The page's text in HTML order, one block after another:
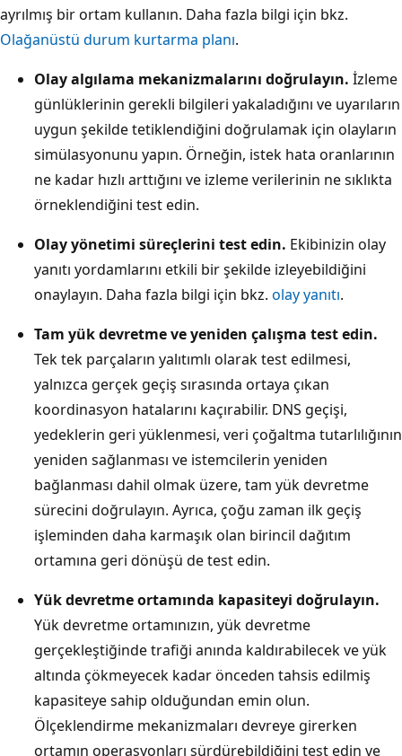
ayrılmış bir ortam kullanın. Daha fazla bilgi için bkz.
Olağanüstü durum kurtarma planı.
Olay algılama mekanizmalarını doğrulayın. İzleme
günlüklerinin gerekli bilgileri yakaladığını ve uyarıların
uygun şekilde tetiklendiğini doğrulamak için olayların
simülasyonunu yapın. Örneğin, istek hata oranlarının
ne kadar hızlı arttığını ve izleme verilerinin ne sıklıkta
örneklendiğini test edin.
Olay yönetimi süreçlerini test edin. Ekibinizin olay
yanıtı yordamlarını etkili bir şekilde izleyebildiğini
onaylayın. Daha fazla bilgi için bkz. olay yanıtı.
Tam yük devretme ve yeniden çalışma test edin.
Tek tek parçaların yalıtımlı olarak test edilmesi,
yalnızca gerçek geçiş sırasında ortaya çıkan
koordinasyon hatalarını kaçırabilir. DNS geçişi,
yedeklerin geri yüklenmesi, veri çoğaltma tutarlılığının
yeniden sağlanması ve istemcilerin yeniden
bağlanması dahil olmak üzere, tam yük devretme
sürecini doğrulayın. Ayrıca, çoğu zaman ilk geçiş
işleminden daha karmaşık olan birincil dağıtım
ortamına geri dönüşü de test edin.
Yük devretme ortamında kapasiteyi doğrulayın.
Yük devretme ortamınızın, yük devretme
gerçekleştiğinde trafiği anında kaldırabilecek ve yük
altında çökmeyecek kadar önceden tahsis edilmiş
kapasiteye sahip olduğundan emin olun.
Ölçeklendirme mekanizmaları devreye girerken
ortamın operasyonları sürdürebildiğini test edin ve